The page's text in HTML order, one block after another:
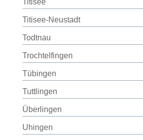
Titisee
Titisee-Neustadt
Todtnau
Trochtelfingen
Tübingen
Tuttlingen
Überlingen
Uhingen